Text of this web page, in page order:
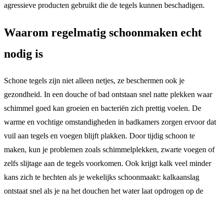
agressieve producten gebruikt die de tegels kunnen beschadigen.
Waarom regelmatig schoonmaken echt
nodig is
Schone tegels zijn niet alleen netjes, ze beschermen ook je
gezondheid. In een douche of bad ontstaan snel natte plekken waar
schimmel goed kan groeien en bacteriën zich prettig voelen. De
warme en vochtige omstandigheden in badkamers zorgen ervoor dat
vuil aan tegels en voegen blijft plakken. Door tijdig schoon te
maken, kun je problemen zoals schimmelplekken, zwarte voegen of
zelfs slijtage aan de tegels voorkomen. Ook krijgt kalk veel minder
kans zich te hechten als je wekelijks schoonmaakt: kalkaanslag
ontstaat snel als je na het douchen het water laat opdrogen op de